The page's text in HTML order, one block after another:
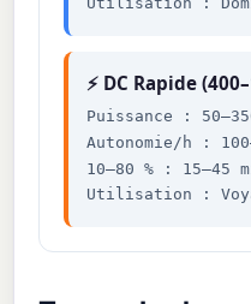
⚡ DC Rapide
Puissance :
Autonomie/h :
10–80 % : 15–45
Utilisation :